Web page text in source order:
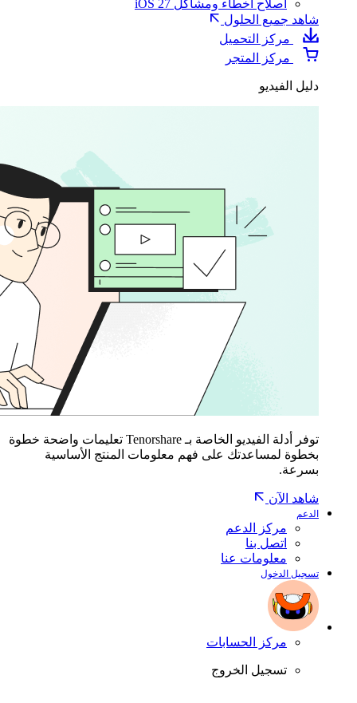
اصلاح أخطاء ومشاكل iOS 27
شاهد جميع الحلول
مركز التحميل
مركز المتجر
دليل الفيديو
توفر أدلة الفيديو الخاصة بـ Tenorshare تعليمات واضحة خطوة
بخطوة لمساعدتك على فهم معلومات المنتج الأساسية
بسرعة.
شاهد الآن
الدعم
مركز الدعم
اتصل بنا
معلومات عنا
تسجيل الدخول
مركز الحسابات
تسجيل الخروج